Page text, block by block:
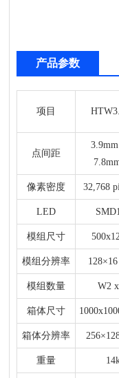
产品参数
项目
点间距
像素密度 32,768
LED
模组尺寸
模组分辨率
模组数量 W2
箱体尺寸
箱体分辨率
重量